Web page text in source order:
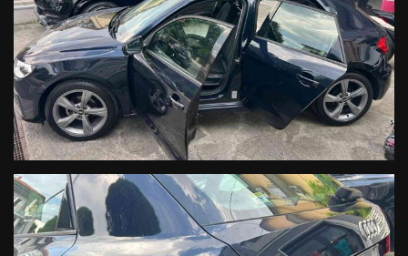
Ho letto e accettol'informativa privacy*
Acconsento al trattamento dei miei dati per finalità di
Invia
Queste informazioni non saranno condivise con terze parti